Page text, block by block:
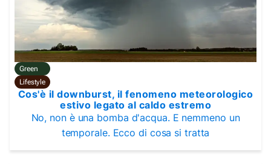
Green
Lifestyle
Cos'è il downburst, il fenomeno meteorologico
estivo legato al caldo estremo
No, non è una bomba d'acqua. E nemmeno un
temporale. Ecco di cosa si tratta